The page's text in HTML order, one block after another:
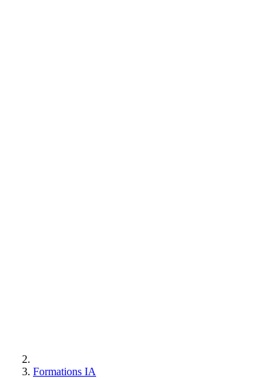
Formations IA